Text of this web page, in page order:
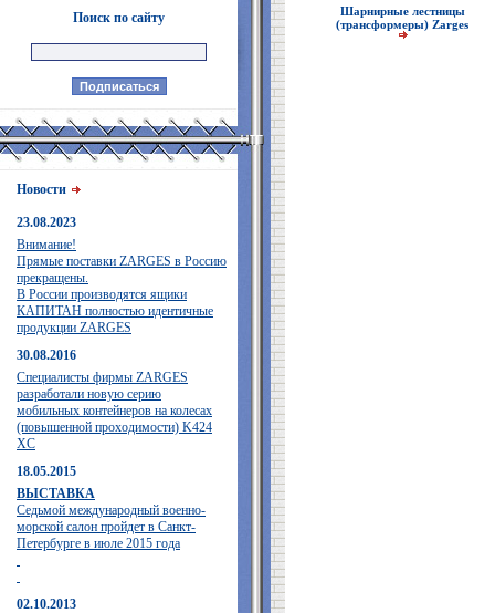
Поиск по сайту
Новости
23.08.2023
Внимание!
Прямые поставки ZARGES в Россию
прекращены.
В России производятся ящики
КАПИТАН полностью идентичные
продукции ZARGES
30.08.2016
Специалисты фирмы ZARGES
разработали новую серию
мобильных контейнеров на колесах
(повышенной проходимости) K424
XC
18.05.2015
ВЫСТАВКА
Седьмой международный военно-
морской салон пройдет в Санкт-
Петербурге в июле 2015 года
02.10.2013
Шарнирные лестницы
(трансформеры) Zarges